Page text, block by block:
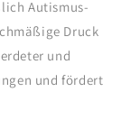
Autismus-
Druck
und
und fördert